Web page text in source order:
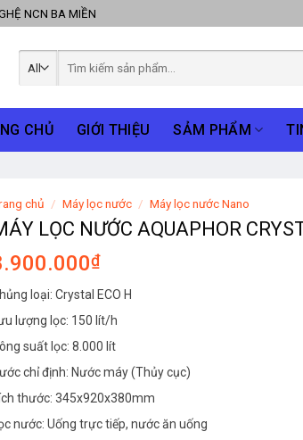
NCN BA MIỀN
CHỦ GIỚI THIỆU SẢM PHẨM
chủ / Máy lọc nước / Máy lọc nước Nano
LỌC NƯỚC AQUAPHOR
₫
loại: Crystal ECO H
lượng lọc: 150 lít/h
suất lọc: 8.000 lít
chỉ định: Nước máy (Thủy cục)
thước: 345x920x380mm
nước: Uống trực tiếp, nước ăn uống